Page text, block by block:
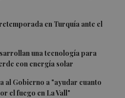
en Turquía ante el
una tecnología para
con energía solar
al Gobierno a "ayudar cuanto
el fuego en La Vall"